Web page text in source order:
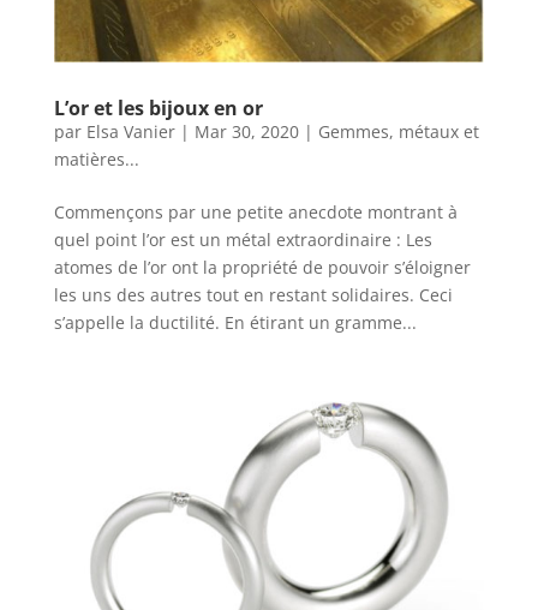
L’or et les bijoux en or
par Elsa Vanier| Mar 30, 2020| Gemmes, métaux et
matières...
Commençons par une petite anecdote montrant à
quel point l’or est un métal extraordinaire : Les
atomes de l’or ont la propriété de pouvoir s’éloigner
les uns des autres tout en restant solidaires. Ceci
s’appelle la ductilité. En étirant un gramme...